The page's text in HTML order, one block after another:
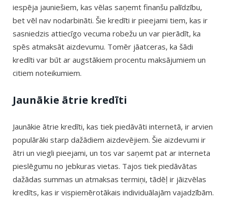
iespēja jauniešiem, kas vēlas saņemt finanšu palīdzību,
bet vēl nav nodarbināti. Šie kredīti ir pieejami tiem, kas ir
sasniedzis attiecīgo vecuma robežu un var pierādīt, ka
spēs atmaksāt aizdevumu. Tomēr jāatceras, ka šādi
kredīti var būt ar augstākiem procentu maksājumiem un
citiem noteikumiem.
Jaunākie ātrie kredīti
Jaunākie ātrie kredīti, kas tiek piedāvāti internetā, ir arvien
populārāki starp dažādiem aizdevējiem. Šie aizdevumi ir
ātri un viegli pieejami, un tos var saņemt pat ar interneta
pieslēgumu no jebkuras vietas. Tajos tiek piedāvātas
dažādas summas un atmaksas termiņi, tādēļ ir jāizvēlas
kredīts, kas ir vispiemērotākais individuālajām vajadzībām.